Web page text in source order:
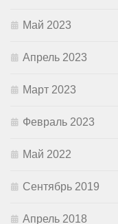
Май 2023
Апрель 2023
Март 2023
Февраль 2023
Май 2022
Сентябрь 2019
Апрель 2018